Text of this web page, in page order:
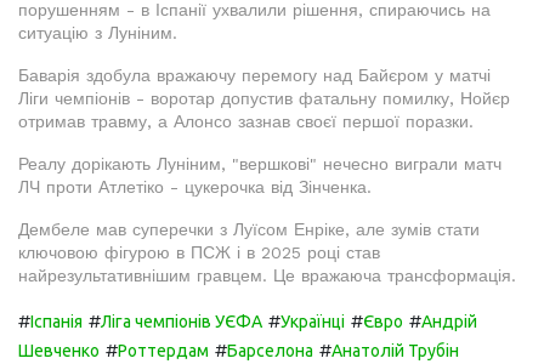
порушенням - в Іспанії ухвалили рішення, спираючись на
ситуацію з Луніним.
Баварія здобула вражаючу перемогу над Байєром у матчі
Ліги чемпіонів - воротар допустив фатальну помилку, Нойєр
отримав травму, а Алонсо зазнав своєї першої поразки.
Реалу дорікають Луніним, "вершкові" нечесно виграли матч
ЛЧ проти Атлетіко - цукерочка від Зінченка.
Дембеле мав суперечки з Луїсом Енріке, але зумів стати
ключовою фігурою в ПСЖ і в 2025 році став
найрезультативнішим гравцем. Це вражаюча трансформація.
#Іспанія #Ліга чемпіонів УЄФА #Українці #Євро #Андрій
Шевченко #Роттердам #Барселона #Анатолій Трубін